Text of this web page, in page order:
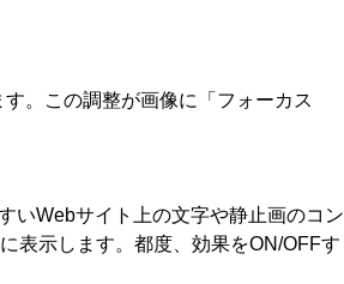
。この調整が画像に「フォーカス
いWebサイト上の文字や静止画のコン
表示します。都度、効果をON/OFFす